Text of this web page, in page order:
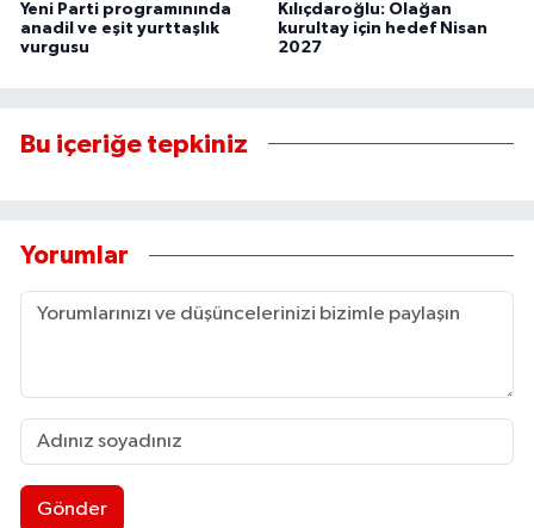
Yeni Parti programınında
anadil ve eşit yurttaşlık
vurgusu
Kılıçdaroğlu: Olağan
kurultay için hedef Nisan
2027
Bu içeriğe tepkiniz
Yorumlar
Gönder